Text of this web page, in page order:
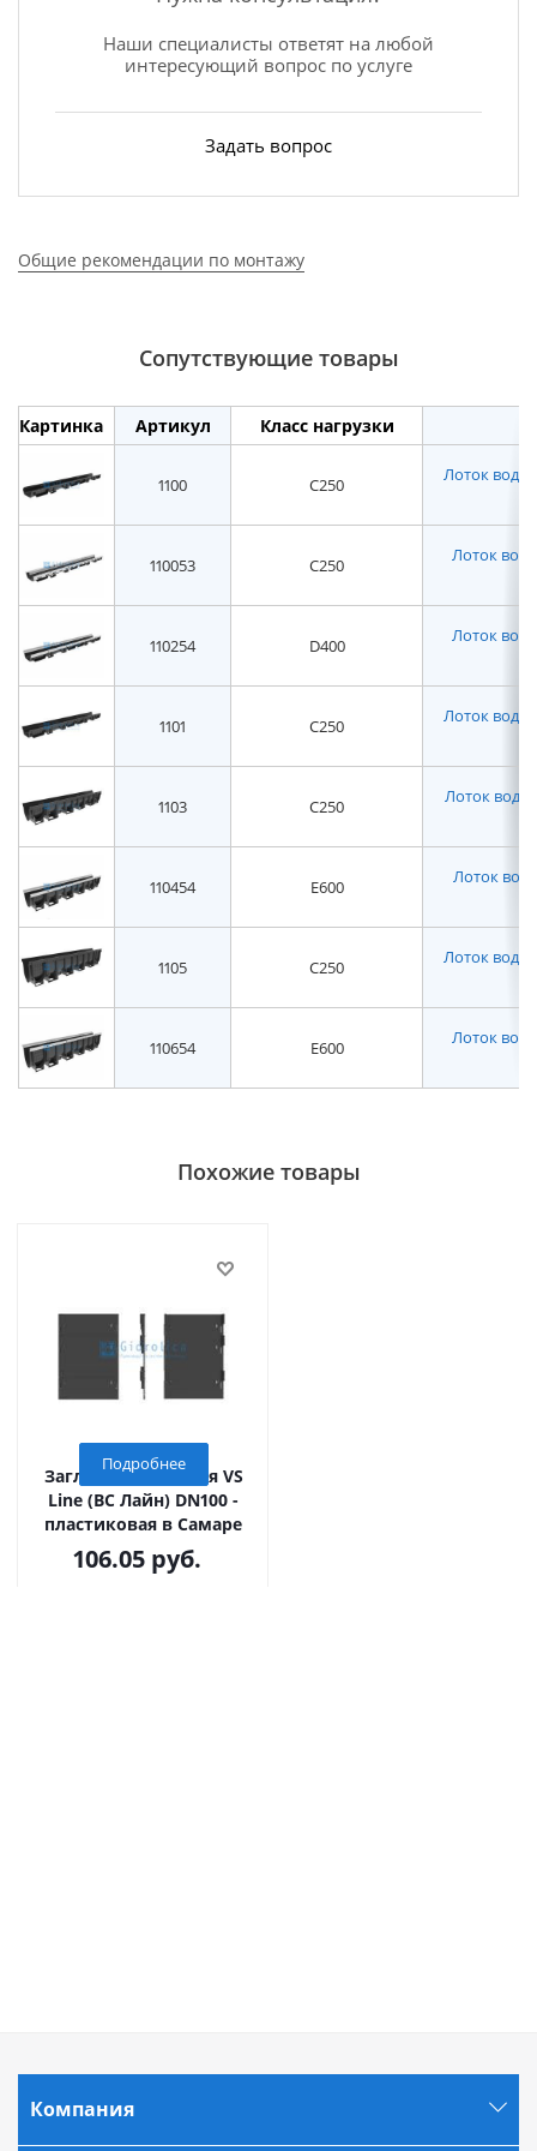
Наши специалисты ответят на любой
интересующий вопрос по услуге
Задать вопрос
Общие рекомендации по монтажу
Сопутствующие товары
Картинка Артикул Класс нагрузки
1100 C250 Лоток
110053 C250
Лоток
110254 D400
Лоток
1101 C250 Лоток
1103 C250 Лоток
110454 E600
Лоток
1105 C250 Лоток
110654 E600
Лоток
Похожие товары
Заглушка торцевая VS
Line (ВС Лайн) DN100 -
пластиковая в Самаре
106.05руб.
Подробнее
Компания